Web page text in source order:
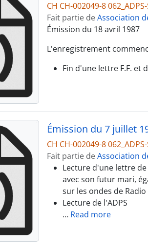
CH CH-002049-8
Fait partie deAssociation
Émission du 18 avril 1987
L'enregistrement
Fin d'une lettre F.F. et
Émission du 7 juillet
CH CH-002049-8
Fait partie deAssociation
Lecture d'une lettre
avec son futur mari,
sur les ondes de
Lecture de l'ADPS
… Read more